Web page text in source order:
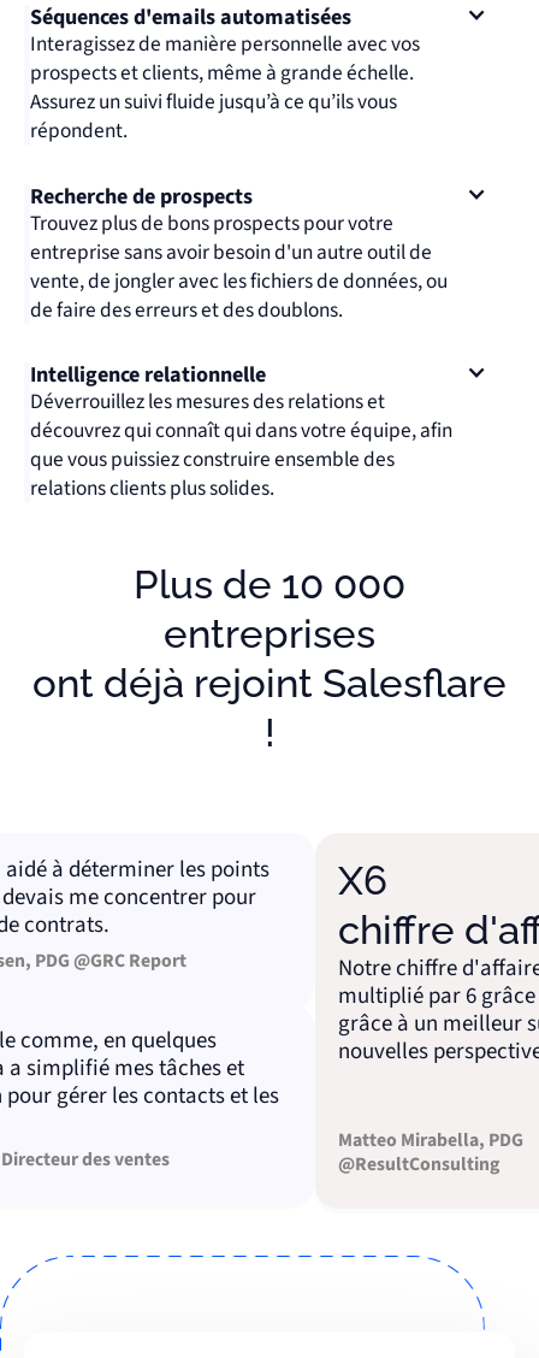
Séquences d'emails automatisées
Interagissez de manière personnelle avec vos
prospects et clients, même à grande échelle.
Assurez un suivi fluide jusqu’à ce qu’ils vous
répondent.
Recherche de prospects
Trouvez plus de bons prospects pour votre
entreprise sans avoir besoin d'un autre outil de
vente, de jongler avec les fichiers de données, ou
de faire des erreurs et des doublons.
Intelligence relationnelle
Déverrouillez les mesures des relations et
découvrez qui connaît qui dans votre équipe, afin
que vous puissiez construire ensemble des
relations clients plus solides.
Plus de 10 000
entreprises
ont déjà rejoint Salesflare
!
à déterminer les points
me concentrer pour
@GRC Report
en quelques
mes tâches et
gérer les contacts et les
des ventes
X6
chiffre
Notre chiffre d'affaires a
multiplié par 6 grâce à
grâce à un meilleur suivi
nouvelles perspectives.
Matteo Mirabella, PDG
@ResultConsulting